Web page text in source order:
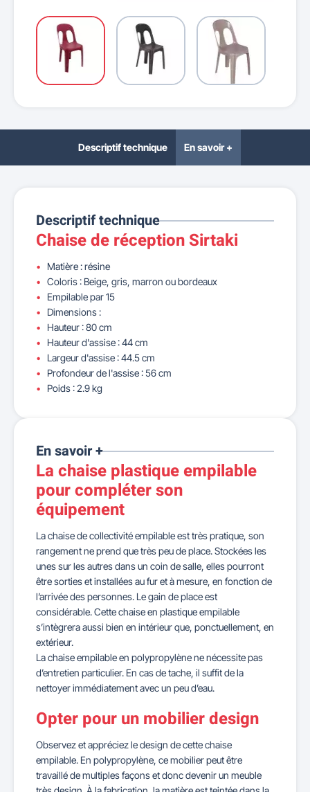
Descriptif technique En savoir +
Descriptif technique
Chaise de réception Sirtaki
Matière : résine
Coloris : Beige, gris, marron ou bordeaux
Empilable par 15
Dimensions :
Hauteur : 80 cm
Hauteur d'assise : 44 cm
Largeur d'assise : 44.5 cm
Profondeur de l'assise : 56 cm
Poids : 2.9 kg
En savoir +
La chaise plastique empilable
pour compléter son
équipement
La chaise de collectivité empilable est très pratique, son
rangement ne prend que très peu de place. Stockées les
unes sur les autres dans un coin de salle, elles pourront
être sorties et installées au fur et à mesure, en fonction de
l’arrivée des personnes. Le gain de place est
considérable. Cette chaise en plastique empilable
s’intègrera aussi bien en intérieur que, ponctuellement, en
extérieur.
La chaise empilable en polypropylène ne nécessite pas
d’entretien particulier. En cas de tache, il suffit de la
nettoyer immédiatement avec un peu d’eau.
Opter pour un mobilier design
Observez et appréciez le design de cette chaise
empilable. En polypropylène, ce mobilier peut être
travaillé de multiples façons et donc devenir un meuble